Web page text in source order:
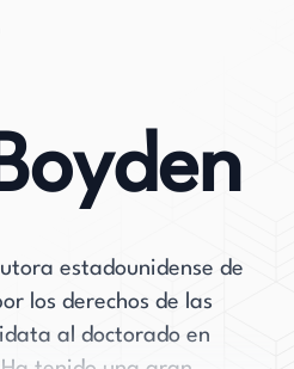
estadounidense de
los derechos de las
al doctorado en